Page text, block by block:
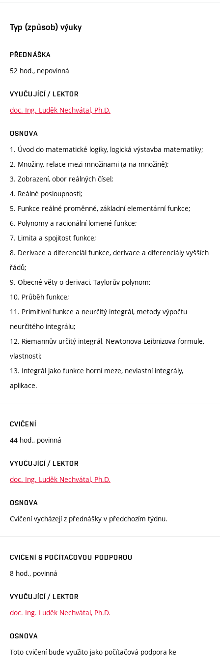
Typ (způsob) výuky
PŘEDNÁŠKA
52 hod., nepovinná
VYUČUJÍCÍ / LEKTOR
doc. Ing. Luděk Nechvátal, Ph.D.
OSNOVA
1. Úvod do matematické logiky, logická výstavba matematiky;
2. Množiny, relace mezi množinami (a na množině);
3. Zobrazení, obor reálných čísel;
4. Reálné posloupnosti;
5. Funkce reálné proměnné, základní elementární funkce;
6. Polynomy a racionální lomené funkce;
7. Limita a spojitost funkce;
8. Derivace a diferenciál funkce, derivace a diferenciály vyšších
řádů;
9. Obecné věty o derivaci, Taylorův polynom;
10. Průběh funkce;
11. Primitivní funkce a neurčitý integrál, metody výpočtu
neurčitého integrálu;
12. Riemannův určitý integrál, Newtonova-Leibnizova formule,
vlastnosti;
13. Integrál jako funkce horní meze, nevlastní integrály,
aplikace.
CVIČENÍ
44 hod., povinná
VYUČUJÍCÍ / LEKTOR
doc. Ing. Luděk Nechvátal, Ph.D.
OSNOVA
Cvičení vycházejí z přednášky v předchozím týdnu.
CVIČENÍ S POČÍTAČOVOU PODPOROU
8 hod., povinná
VYUČUJÍCÍ / LEKTOR
doc. Ing. Luděk Nechvátal, Ph.D.
OSNOVA
Toto cvičení bude využito jako počítačová podpora ke